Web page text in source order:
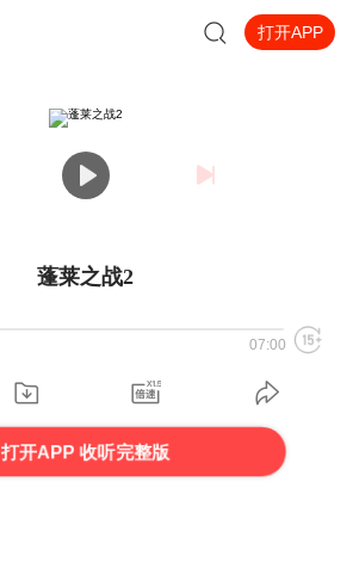
打开APP
蓬莱之战2
07:00
打开APP 收听完整版